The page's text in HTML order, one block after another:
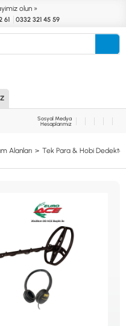
Altın Eleme
Kitleri
DEDEKTÖRLERİ
PARA & HOBİ DEDEKTÖRLERİ
BAŞLAYANLAR İÇİN
(MARKA)
DEDEKTÖR
olun »
61 0332 321 45 59
Sosyal Medya
Hesaplarımız
Alanları Tek Para & Hobi